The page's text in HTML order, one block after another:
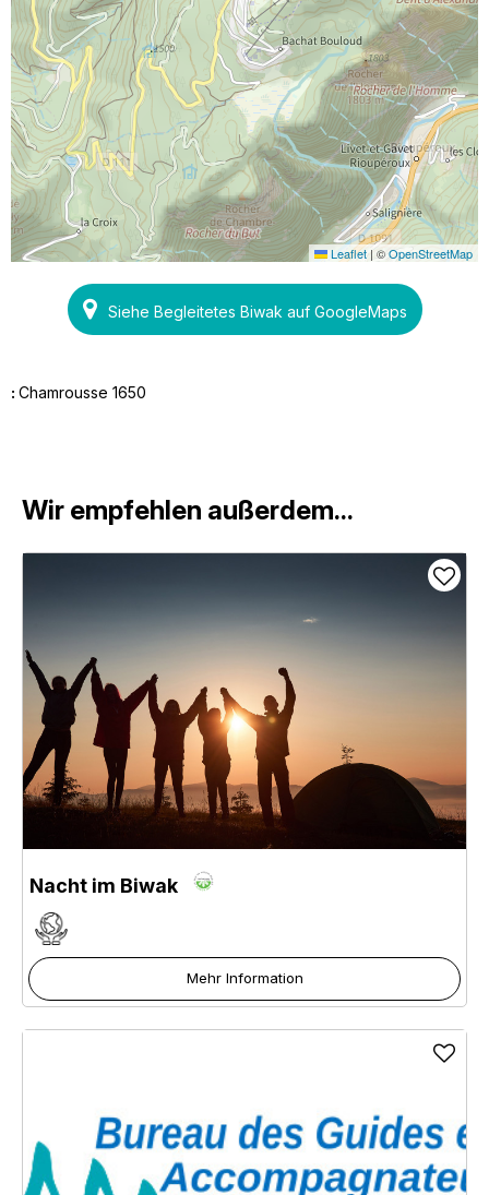
Leaflet |©OpenStreetMap
Siehe Begleitetes Biwak auf GoogleMaps
: Chamrousse 1650
Wir empfehlen außerdem...
Nacht im Biwak
Mehr Information